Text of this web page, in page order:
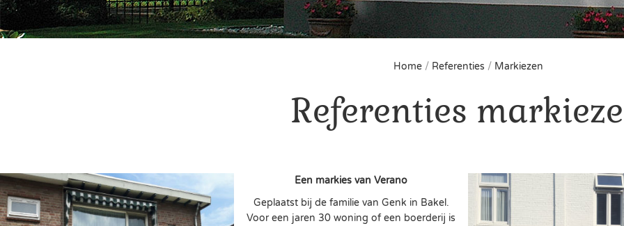
Home / Referenties / Markiezen
Referenties
Een markies van Verano
Geplaatst bij de familie van Genk in Bakel.
Voor een jaren 30 woning of een boerderij is